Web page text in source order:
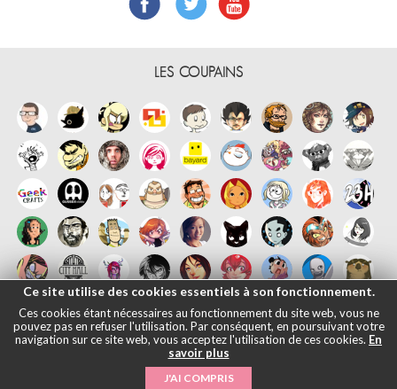
LES COUPAINS
日本語|Mentions légales
2026
Ce site utilise des cookies essentiels à son fonctionnement.
Ces cookies étant nécessaires au fonctionnement du site web, vous ne
pouvez pas en refuser l'utilisation. Par conséquent, en poursuivant votre
navigation sur ce site web, vous acceptez l'utilisation de ces cookies. En
savoir plus
J'AI COMPRIS